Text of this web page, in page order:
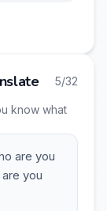
5/32
know what
are you
you